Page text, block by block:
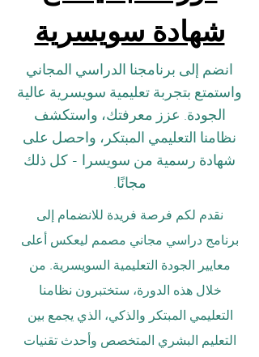
شهادة سويسرية
انضم إلى برنامجنا الدراسي المجاني
واستمتع بتجربة تعليمية سويسرية عالية
الجودة. عزز معرفتك، واستكشف
نظامنا التعليمي المبتكر، واحصل على
شهادة رسمية من سويسرا - كل ذلك
مجانًا.
نقدم لكم فرصة فريدة للانضمام إلى
برنامج دراسي مجاني مصمم ليعكس أعلى
معايير الجودة التعليمية السويسرية. من
خلال هذه الدورة، ستختبرون نظامنا
التعليمي المبتكر والذكي، الذي يجمع بين
التعليم البشري المتخصص وأحدث تقنيات